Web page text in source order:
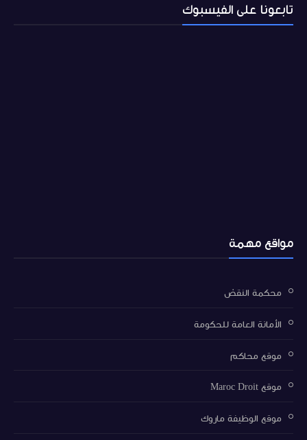
تابعونا على الفيسبوك
مواقع مهمة
محكمة النقض
الأمانة العامة للحكومة
موقع محاكم
موقع Maroc Droit
موقع الوظيفة ماروك